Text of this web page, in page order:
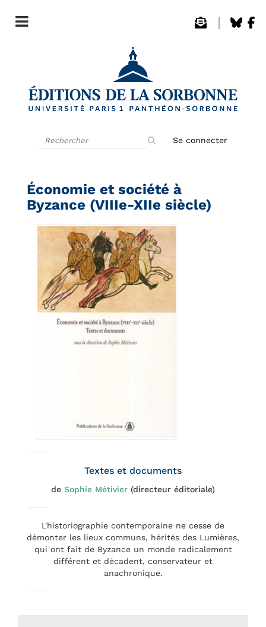
Se connecter
Économie et société à
Byzance (VIIIe-XIIe siècle)
Textes et documents
de Sophie Métivier (directeur éditoriale)
L'historiographie contemporaine ne cesse de
démonter les lieux communs, hérités des Lumières,
qui ont fait de Byzance un monde radicalement
différent et décadent, conservateur et
anachronique.